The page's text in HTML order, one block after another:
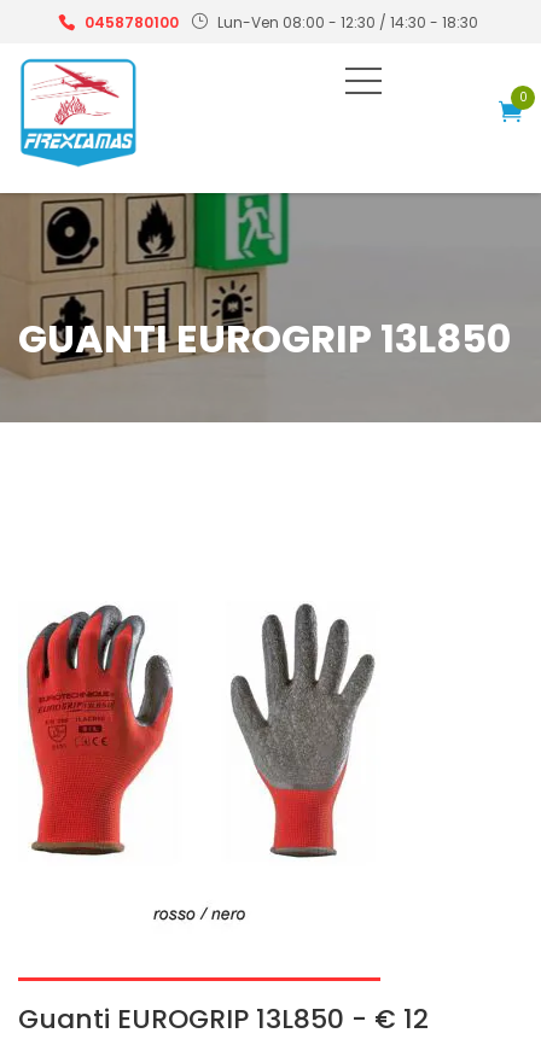
0458780100 Lun-Ven 08:00 - 12:30 / 14:30 - 18:30
0
GUANTI EUROGRIP 13L850
Guanti EUROGRIP 13L850 - € 12